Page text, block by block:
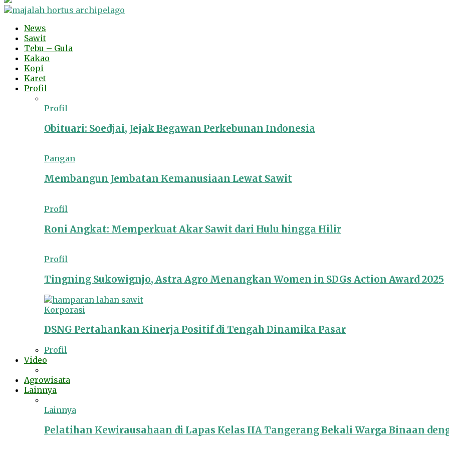
News
Sawit
Tebu – Gula
Kakao
Kopi
Karet
Profil
Profil
Obituari: Soedjai, Jejak Begawan Perkebunan Indonesia
Pangan
Membangun Jembatan Kemanusiaan Lewat Sawit
Profil
Roni Angkat: Memperkuat Akar Sawit dari Hulu hingga Hilir
Profil
Tingning Sukowignjo, Astra Agro Menangkan Women in SDGs Action Award 2025
Korporasi
DSNG Pertahankan Kinerja Positif di Tengah Dinamika Pasar
Profil
Video
Agrowisata
Lainnya
Lainnya
Pelatihan Kewirausahaan di Lapas Kelas IIA Tangerang Bekali Warga Binaan